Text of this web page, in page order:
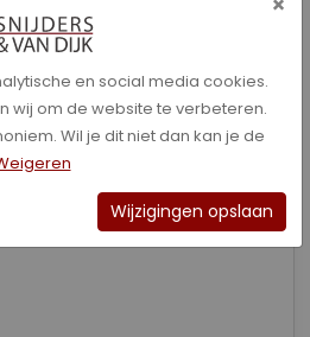
TFSI e Advanced edition
en social media cookies.
wij om de website te verbeteren.
Wil je dit niet dan kan je de
Wijzigingen opslaan